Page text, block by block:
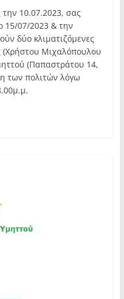
την 10.07.2023, σας
15/07/2023 & την
δύο κλιματιζόμενες
(Χρήστου Μιχαλόπουλου
(Παπαστράτου 14,
των πολιτών λόγω